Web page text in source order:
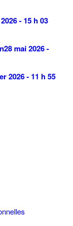
- 15 h 03
28 mai 2026 -
2026 - 11 h 55